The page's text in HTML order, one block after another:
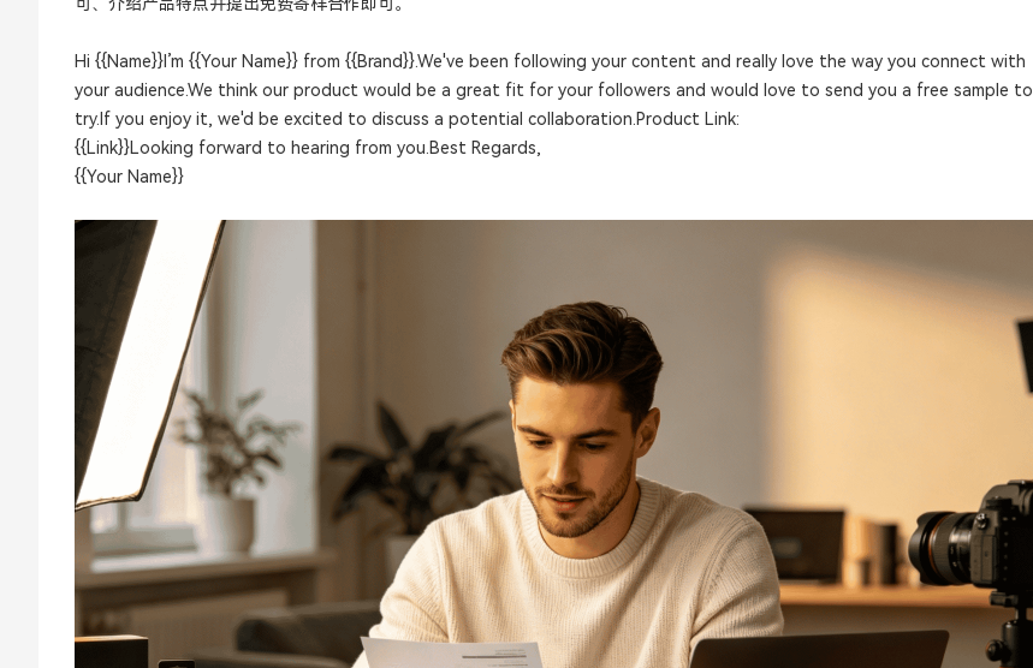
Hi {{Name}}I’m {{Your Name}} from {{Brand}}.We've been following your content and really love the way you connect with
your audience.We think our product would be a great fit for your followers and would love to send you a free sample to
try.If you enjoy it, we'd be excited to discuss a potential collaboration.Product Link:
{{Link}}Looking forward to hearing from you.Best Regards,
{{Your Name}}